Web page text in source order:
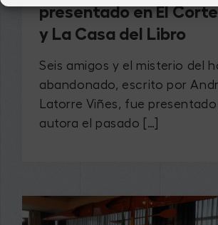
presentado en El
y La Casa del Libro
Seis amigos y el misterio del
abandonado, escrito por
Latorre Viñes, fue
autora el pasado […]